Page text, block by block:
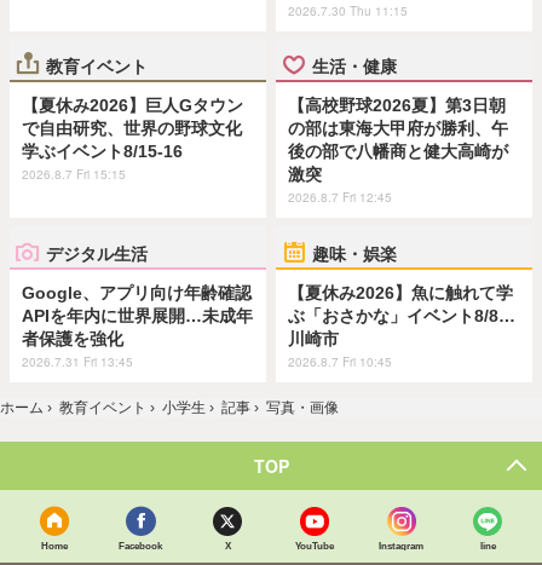
2026.7.30 Thu 11:15
教育イベント
【夏休み2026】巨人Gタウン
で自由研究、世界の野球文化
学ぶイベント8/15-16
2026.8.7 Fri 15:15
生活・健康
【高校野球2026夏】第3日朝
の部は東海大甲府が勝利、午
後の部で八幡商と健大高崎が
激突
2026.8.7 Fri 12:45
デジタル生活
Google、アプリ向け年齢確認
APIを年内に世界展開…未成年
者保護を強化
2026.7.31 Fri 13:45
趣味・娯楽
【夏休み2026】魚に触れて学
ぶ「おさかな」イベント8/8…
川崎市
2026.8.7 Fri 10:45
ホーム › 教育イベント › 小学生 › 記事 › 写真・画像
TOP
Home Facebook X YouTube Instagram line